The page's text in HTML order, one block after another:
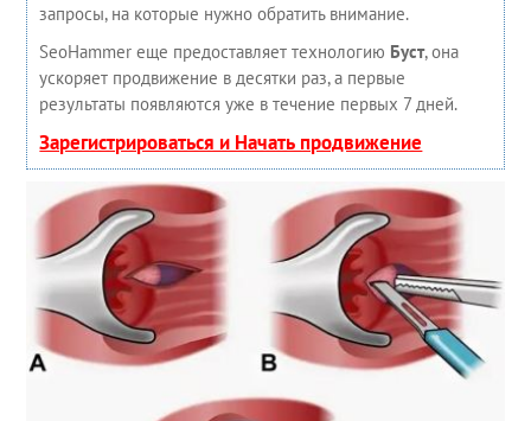
запросы, на которые нужно обратить внимание.
SeoHammer еще предоставляет технологию Буст, она
ускоряет продвижение в десятки раз, а первые
результаты появляются уже в течение первых 7 дней.
Зарегистрироваться и Начать продвижение